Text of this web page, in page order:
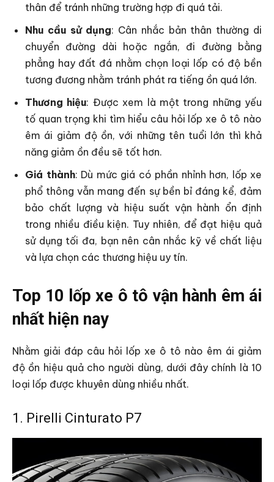
thân để tránh những trường hợp đi quá tải.
Nhu cầu sử dụng: Cân nhắc bản thân thường di
chuyển đường dài hoặc ngắn, đi đường bằng
phẳng hay đất đá nhằm chọn loại lốp có độ bền
tương đương nhằm tránh phát ra tiếng ồn quá lớn.
Thương hiệu: Được xem là một trong những yếu
tố quan trọng khi tìm hiểu câu hỏi lốp xe ô tô nào
êm ái giảm độ ồn, với những tên tuổi lớn thì khả
năng giảm ồn đều sẽ tốt hơn.
Giá thành: Dù mức giá có phần nhỉnh hơn, lốp xe
phổ thông vẫn mang đến sự bền bỉ đáng kể, đảm
bảo chất lượng và hiệu suất vận hành ổn định
trong nhiều điều kiện. Tuy nhiên, để đạt hiệu quả
sử dụng tối đa, bạn nên cân nhắc kỹ về chất liệu
và lựa chọn các thương hiệu uy tín.
Top 10 lốp xe ô tô vận hành êm ái
nhất hiện nay
Nhằm giải đáp câu hỏi lốp xe ô tô nào êm ái giảm
độ ồn hiệu quả cho người dùng, dưới đây chính là 10
loại lốp được khuyên dùng nhiều nhất.
1. Pirelli Cinturato P7